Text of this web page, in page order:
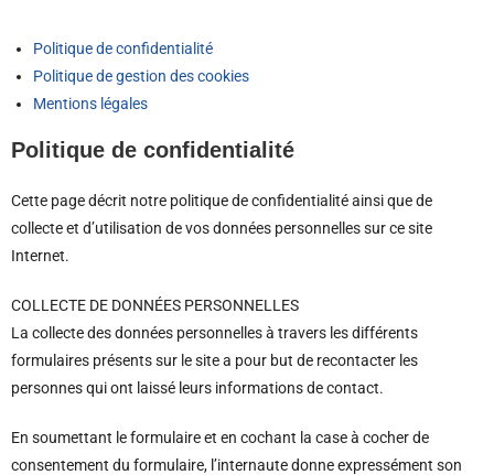
Politique de confidentialité
Politique de gestion des cookies
Mentions légales
Politique de confidentialité
Cette page décrit notre politique de confidentialité ainsi que de
collecte et d’utilisation de vos données personnelles sur ce site
Internet.
COLLECTE DE DONNÉES PERSONNELLES
La collecte des données personnelles à travers les différents
formulaires présents sur le site a pour but de recontacter les
personnes qui ont laissé leurs informations de contact.
En soumettant le formulaire et en cochant la case à cocher de
consentement du formulaire, l’internaute donne expressément son